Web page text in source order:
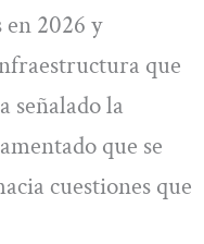
en 2026 y
que
señalado la
que se
cuestiones que